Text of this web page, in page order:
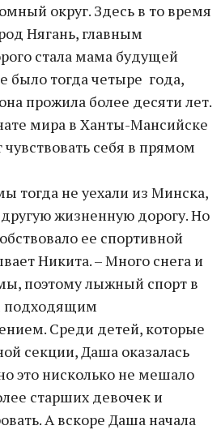
округ. Здесь в то время
Нягань, главным
стала мама будущей
было тогда четыре года,
прожила более десяти лет.
мира в Ханты-Мансийске
себя в прямом
тогда не уехали из Минска,
жизненную дорогу. Но
ее спортивной
Никита. – Много снега и
поэтому лыжный спорт в
подходящим
Среди детей, которые
секции, Даша оказалась
это нисколько не мешало
старших девочек и
А вскоре Даша начала